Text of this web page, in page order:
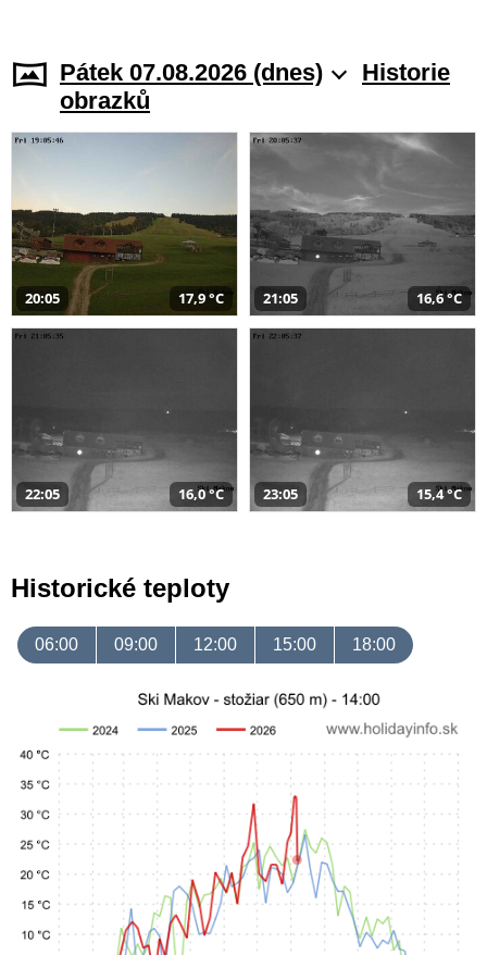
Pátek 07.08.2026 (dnes)
Historie
obrazků
20:05 17,9 °C 21:05 16,6 °C
22:05 16,0 °C 23:05 15,4 °C
Historické teploty
06:00 09:00 12:00 15:00 18:00